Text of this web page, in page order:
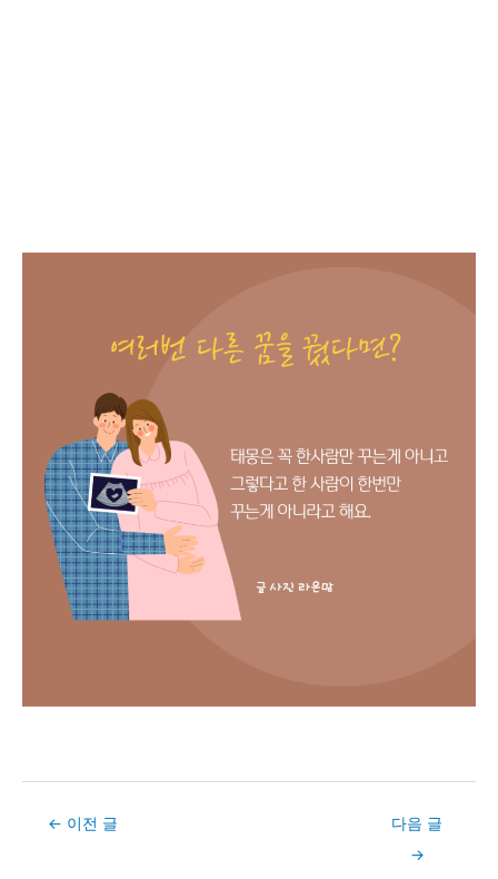
Post← 이전 글
다음 글
→